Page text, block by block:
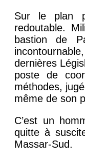
Sur le plan
redoutable.
bastion de
dernières
poste de
méthodes,
même de son
C’est un
quitte à
Massar-Sud.